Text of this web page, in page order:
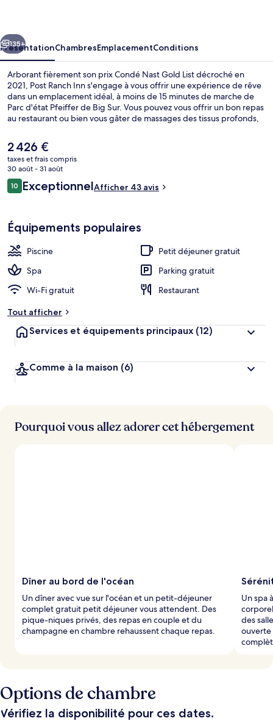
Suivant
135+
PrésentationChambresEmplacementConditions
Arborant fièrement son prix Condé Nast Gold List décroché en
2021, Post Ranch Inn s'engage à vous offrir une expérience de rêve
dans un emplacement idéal, à moins de 15 minutes de marche de
Parc d'état Pfeiffer de Big Sur. Vous pouvez vous offrir un bon repas
au restaurant ou bien vous gâter de massages des tissus profonds,
sont proposés au spa. Cet hôtel de luxe abrite en outre 3 piscines
extérieures, un bar / salon et une salle de fitness ouverte 24 h/24.
Le
prix
actuel
est
de
2 426 €
taxes et frais compris
30 août - 31 août
Avis
voyageurs
1010 sur 10
ExceptionnelAfficher 43 avis
Équipements populaires
Piscine
Petit déjeuner gratuit
Spa
Parking gratuit
Wi-Fi gratuit
Restaurant
Tout afficher
Services et équipements principaux (12)
Comme à la maison (6)
Pourquoi vous allez adorer cet hébergement
Dîner au bord de l'océan
Un dîner avec vue sur l'océan et un petit-déjeuner
complet gratuit petit déjeuner vous attendent. Des
pique-niques privés, des repas en couple et du
champagne en chambre rehaussent chaque repas.
Un spa
des
ouverte
Options de chambre
Vérifiez la disponibilité pour ces dates.